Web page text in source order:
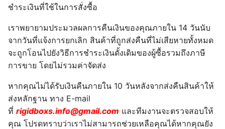
ชำระเงินที่ใช้ในการสั่งซื้อ
เราพยายามประมวลผลการคืนเงินของคุณภายใน 14 วันนับ
จากวันที่แจ้งการยกเลิก สินค้าที่ถูกส่งคืนที่ไม่เสียหายทั้งหมด
จะถูกโอนไปยังวิธีการชำระเงินดั้งเดิมของผู้ซื้อรวมถึงภาษี
การขาย โดยไม่รวมค่าจัดส่ง
หากคุณไม่ได้รับเงินคืนภายใน 10 วันหลังจากส่งคืนสินค้าให้
ส่งหลักฐาน ทาง E-mail
ที่ rigidboxs.info@gmail.com และทีมงานจะตรวจสอบให้
คุณ โปรดทราบว่าเราไม่สามารถช่วยเหลือคุณได้หากคุณยัง